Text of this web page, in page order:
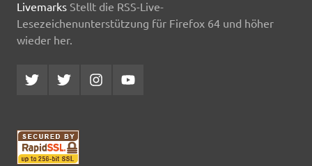
Livemarks Stellt die RSS-Live-
Lesezeichenunterstützung für Firefox 64 und höher
wieder her.
Twitter
MCDP
Twitter
Musicradiostation
InstagramYouTube